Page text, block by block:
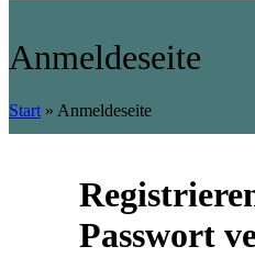
Anmeldeseite
Start » Anmeldeseite
Passwort